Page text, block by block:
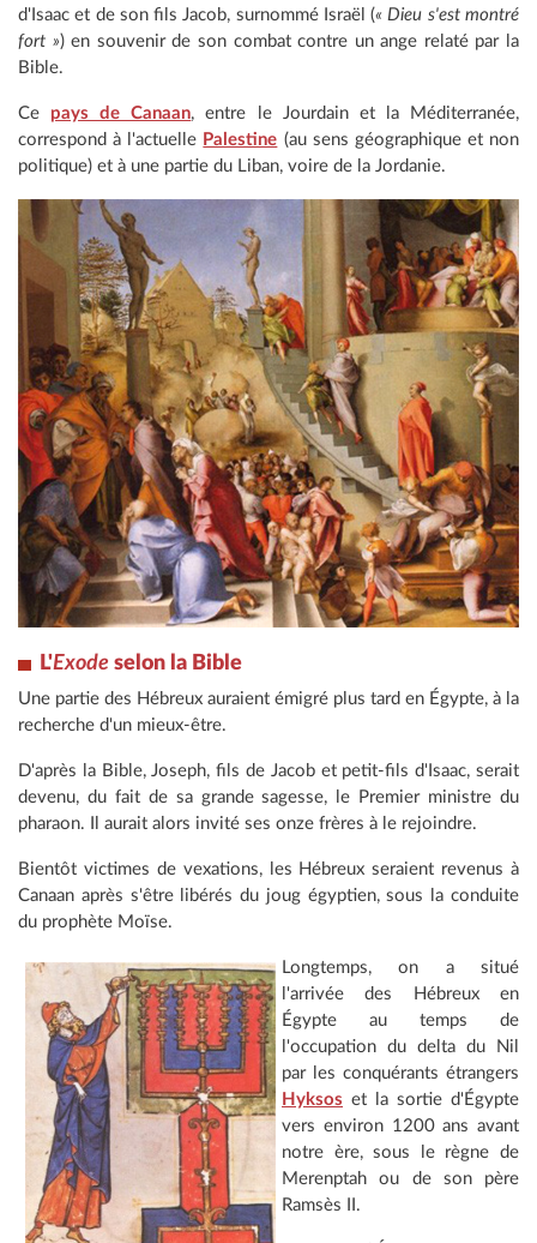
d'Isaac et de son fils Jacob, surnommé Israël (« Dieu s'est montré
fort ») en souvenir de son combat contre un ange relaté par la
Bible.
Ce pays de Canaan, entre le Jourdain et la Méditerranée,
correspond à l'actuelle Palestine (au sens géographique et non
politique) et à une partie du Liban, voire de la Jordanie.
L'Exode selon la Bible
Une partie des Hébreux auraient émigré plus tard en Égypte, à la
recherche d'un mieux-être.
D'après la Bible, Joseph, fils de Jacob et petit-fils d'Isaac, serait
devenu, du fait de sa grande sagesse, le Premier ministre du
pharaon. Il aurait alors invité ses onze frères à le rejoindre.
Bientôt victimes de vexations, les Hébreux seraient revenus à
Canaan après s'être libérés du joug égyptien, sous la conduite
du prophète Moïse.
Longtemps, on a situé
l'arrivée des Hébreux en
Égypte au temps de
l'occupation du delta du Nil
par les conquérants étrangers
Hyksos et la sortie d'Égypte
vers environ 1200 ans avant
notre ère, sous le règne de
Merenptah ou de son père
Ramsès II.